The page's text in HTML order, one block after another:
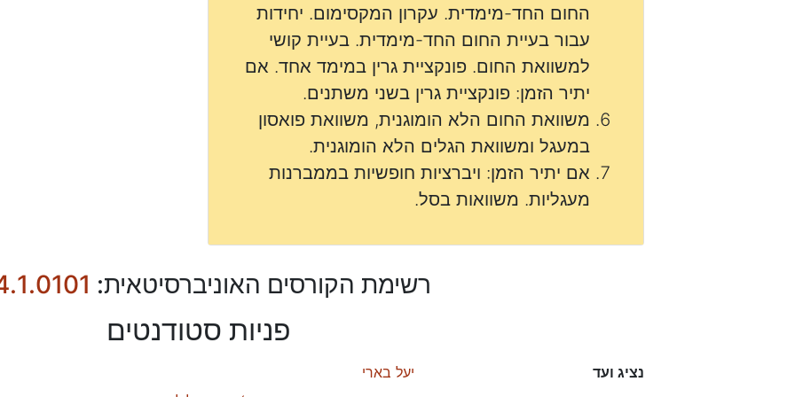
החום החד-מימדית. עקרון המקסימום. יחידות
עבור בעיית החום החד-מימדית. בעיית קושי
למשוואת החום. פונקציית גרין במימד אחד. אם
יתיר הזמן: פונקציית גרין בשני משתנים.
משוואת החום הלא הומוגנית, משוואת פואסון
במעגל ומשוואת הגלים הלא הומוגנית.
אם יתיר הזמן: ויברציות חופשיות בממברנות
מעגליות. משוואות בסל.
רשימת הקורסים האוניברסיטאית:
פניות סטודנטים
נציג ועד
יעל בארי